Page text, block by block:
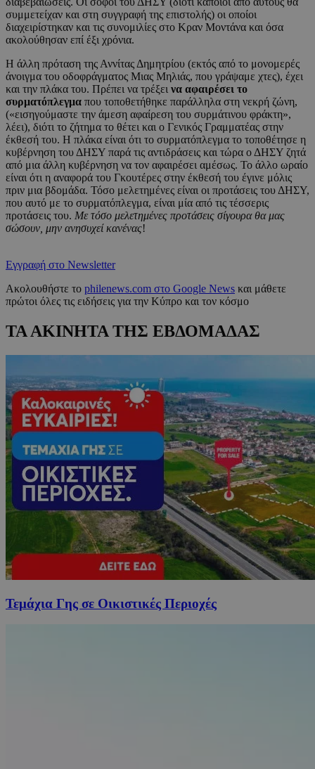
συμμετείχαν και στη συγγραφή της επιστολής) οι οποίοι
διαχειρίστηκαν και τις συνομιλίες στο Κραν Μοντάνα και όσα
ακολούθησαν επί έξι χρόνια.
Η άλλη πρόταση της Αννίτας Δημητρίου (εκτός από το μονομερές
άνοιγμα του οδοφράγματος Μιας Μηλιάς, που γράψαμε χτες), έχει
και την πλάκα του. Πρέπει να τρέξει να αφαιρέσει το
συρματόπλεγμα που τοποθετήθηκε παράλληλα στη νεκρή ζώνη,
(«εισηγούμαστε την άμεση αφαίρεση του συρμάτινου φράκτη»,
λέει), διότι το ζήτημα το θέτει και ο Γενικός Γραμματέας στην
έκθεσή του. Η πλάκα είναι ότι το συρματόπλεγμα το τοποθέτησε η
κυβέρνηση του ΔΗΣΥ παρά τις αντιδράσεις και τώρα ο ΔΗΣΥ ζητά
από μια άλλη κυβέρνηση να τον αφαιρέσει αμέσως. Το άλλο ωραίο
είναι ότι η αναφορά του Γκουτέρες στην έκθεσή του έγινε μόλις
πριν μια βδομάδα. Τόσο μελετημένες είναι οι προτάσεις του ΔΗΣΥ,
που αυτό με το συρματόπλεγμα, είναι μία από τις τέσσερις
προτάσεις του. Με τόσο μελετημένες προτάσεις σίγουρα θα μας
σώσουν, μην ανησυχεί κανένας!
Εγγραφή στο Newsletter
Ακολουθήστε το philenews.com στο Google News και μάθετε
πρώτοι όλες τις ειδήσεις για την Κύπρο και τον κόσμο
ΤΑ ΑΚΙΝΗΤΑ ΤΗΣ ΕΒΔΟΜΑΔΑΣ
Τεμάχια Γης σε Οικιστικές Περιοχές